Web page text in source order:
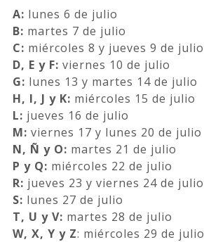
A: lunes 6 de julio
B: martes 7 de julio
C: miércoles 8 y jueves 9 de julio
D, E y F: viernes 10 de julio
G: lunes 13 y martes 14 de julio
H, I, J y K: miércoles 15 de julio
L: jueves 16 de julio
M: viernes 17 y lunes 20 de julio
N, Ñ y O: martes 21 de julio
P y Q: miércoles 22 de julio
R: jueves 23 y viernes 24 de julio
S: lunes 27 de julio
T, U y V: martes 28 de julio
W, X, Y y Z: miércoles 29 de julio